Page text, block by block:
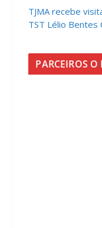
TJMA recebe
TST Lélio Bentes
PARCEIROS